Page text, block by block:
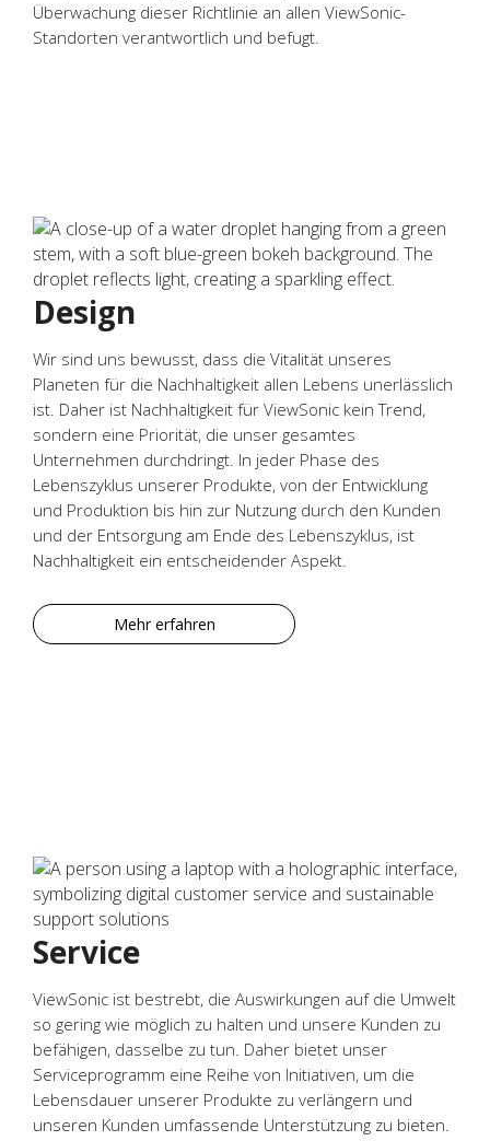
Überwachung dieser Richtlinie an allen ViewSonic-
Standorten verantwortlich und befugt.
Design
Wir sind uns bewusst, dass die Vitalität unseres
Planeten für die Nachhaltigkeit allen Lebens unerlässlich
ist. Daher ist Nachhaltigkeit für ViewSonic kein Trend,
sondern eine Priorität, die unser gesamtes
Unternehmen durchdringt. In jeder Phase des
Lebenszyklus unserer Produkte, von der Entwicklung
und Produktion bis hin zur Nutzung durch den Kunden
und der Entsorgung am Ende des Lebenszyklus, ist
Nachhaltigkeit ein entscheidender Aspekt.
Mehr erfahren
Service
ViewSonic ist bestrebt, die Auswirkungen auf die Umwelt
so gering wie möglich zu halten und unsere Kunden zu
befähigen, dasselbe zu tun. Daher bietet unser
Serviceprogramm eine Reihe von Initiativen, um die
Lebensdauer unserer Produkte zu verlängern und
unseren Kunden umfassende Unterstützung zu bieten.